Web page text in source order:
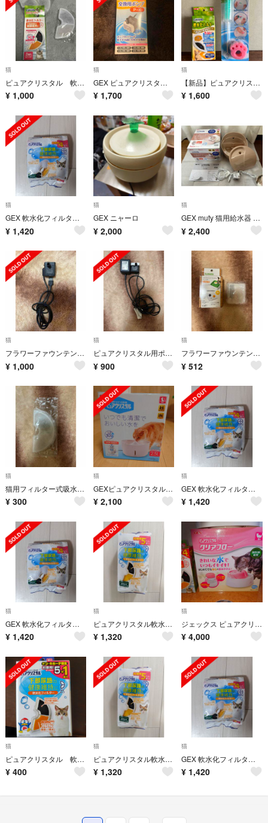
猫
ピュアクリスタル 軟水化フィルター 半円タイプ 4個
¥ 1,000
猫
GEX ピュアクリスタル 交換用ポンプ P-4 1.5L 2.5L 交換スペア用
¥ 1,700
猫
【新品】ピュアクリスタル 軟水化フィルター2個 & クリーンキーパー セット
¥ 1,600
猫
GEX 軟水化フィルター 全円タイプ 4個入猫用 1箱※要注意を必読
¥ 1,420
猫
GEX ニャーロ
¥ 2,000
猫
GEX muty 猫用給水器 950mL ピュアクリスタル
¥ 2,400
猫
フラワーファウンテンミニ ポンプ
¥ 1,000
猫
ピュアクリスタル用ポンプ
¥ 900
猫
フラワーファウンテンミニ専用軟水化フィルターミニ
¥ 512
猫
猫用フィルター式吸水機 ピュアクリスタル 軟水化フィルター 半円タイプ
¥ 300
猫
GEXピュアクリスタル2.5L猫用ホワイト
¥ 2,100
猫
GEX 軟水化フィルター 全円タイプ 4個入猫用 1箱※要注意を必読
¥ 1,420
猫
GEX 軟水化フィルター 全円タイプ 4個入猫用 1箱※要注意を必読
¥ 1,420
猫
ピュアクリスタル軟水化フィルター 半円タイプ5個入り猫用 1箱※要注意を必読
¥ 1,320
猫
ジェックス ピュアクリスタル クリアフロー 猫用☆
¥ 4,000
猫
ピュアクリスタル 軟水化フィルター
¥ 400
猫
ピュアクリスタル軟水化フィルター 半円タイプ5個入り猫用 1箱※要注意を必読
¥ 1,320
猫
GEX 軟水化フィルター 全円タイプ 4個入猫用 1箱※要注意を必読
¥ 1,420